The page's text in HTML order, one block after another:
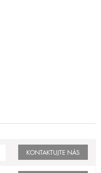
KONTAKTUJTE NÁS